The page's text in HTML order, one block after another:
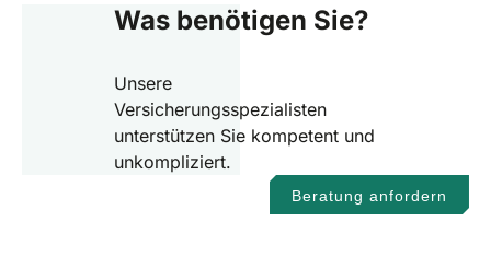
Was benötigen Sie?
Unsere
Versicherungsspezialisten
unterstützen Sie kompetent und
unkompliziert.
Beratung anfordern